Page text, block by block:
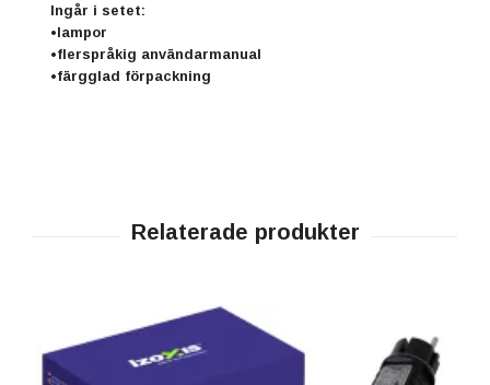
Ingår i setet:
•lampor
•flerspråkig användarmanual
•färgglad förpackning